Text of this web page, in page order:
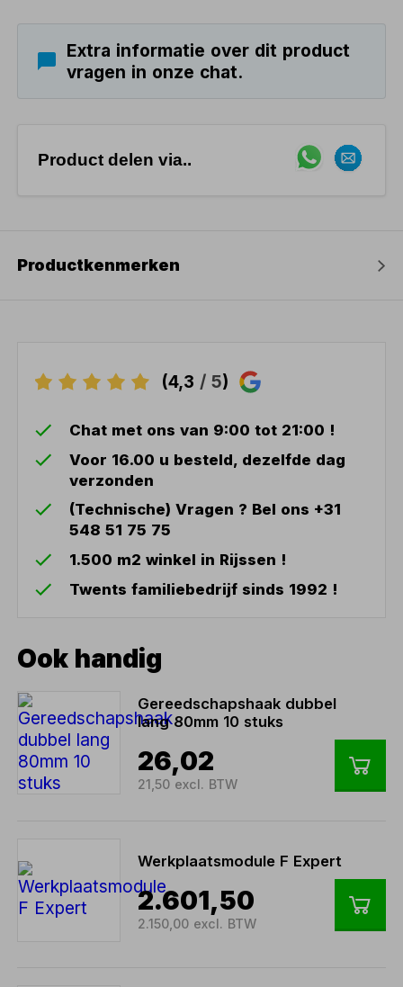
Extra informatie over dit product
vragen in onze chat.
Product delen via..
Productkenmerken
(4,3 / 5)
Chat met ons van 9:00 tot 21:00 !
Voor 16.00 u besteld, dezelfde dag
verzonden
(Technische) Vragen ? Bel ons +31
548 51 75 75
1.500 m2 winkel in Rijssen !
Twents familiebedrijf sinds 1992 !
Ook handig
Gereedschapshaak dubbel
lang 80mm 10 stuks
26,02
21,50 excl. BTW
Werkplaatsmodule F Expert
2.601,50
2.150,00 excl. BTW